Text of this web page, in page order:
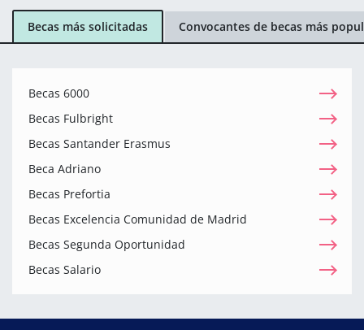
Becas más solicitadas Convocantes de becas más
Becas 6000
Becas Fulbright
Becas Santander Erasmus
Beca Adriano
Becas Prefortia
Becas Excelencia Comunidad de Madrid
Becas Segunda Oportunidad
Becas Salario